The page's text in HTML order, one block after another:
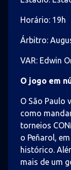
Horário: 19h
Árbitro:
VAR: Edwin
O jogo em
O São Paulo
como
torneios
o Peñarol,
histórico.
mais de um